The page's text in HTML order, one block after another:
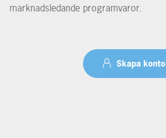
marknadsledande programvaror.
Skapa konto